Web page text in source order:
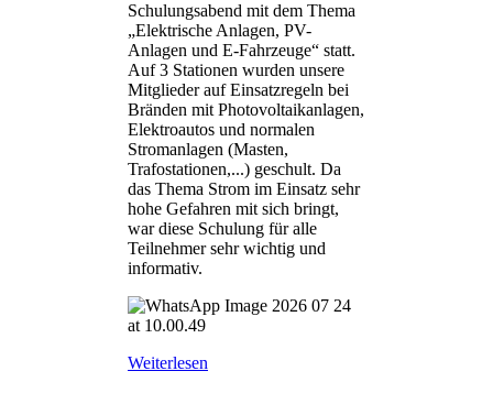
Schulungsabend mit dem Thema
„Elektrische Anlagen, PV-
Anlagen und E-Fahrzeuge“ statt.
Auf 3 Stationen wurden unsere
Mitglieder auf Einsatzregeln bei
Bränden mit Photovoltaikanlagen,
Elektroautos und normalen
Stromanlagen (Masten,
Trafostationen,...) geschult. Da
das Thema Strom im Einsatz sehr
hohe Gefahren mit sich bringt,
war diese Schulung für alle
Teilnehmer sehr wichtig und
informativ.
Weiterlesen